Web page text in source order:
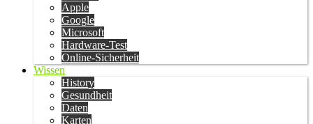
Apple
Google
Microsoft
Hardware-Test
Online-Sicherheit
Wissen
History
Gesundheit
Daten
Karten